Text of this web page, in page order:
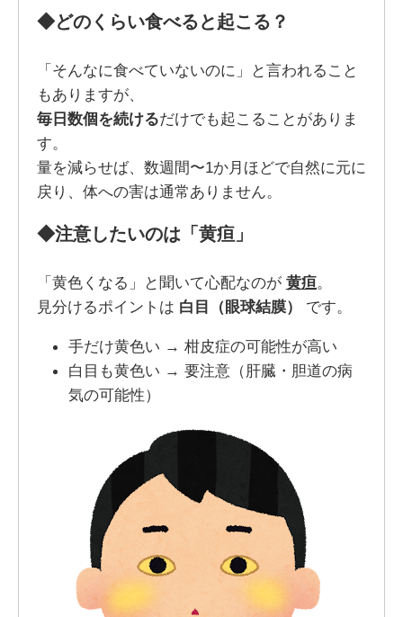
◆どのくらい食べると起こる？
「そんなに食べていないのに」と言われること
もありますが、
毎日数個を続けるだけでも起こることがありま
す。
量を減らせば、数週間〜1か月ほどで自然に元に
戻り、体への害は通常ありません。
◆注意したいのは「黄疸」
「黄色くなる」と聞いて心配なのが 黄疸。
見分けるポイントは 白目（眼球結膜） です。
手だけ黄色い → 柑皮症の可能性が高い
白目も黄色い → 要注意（肝臓・胆道の病
気の可能性）